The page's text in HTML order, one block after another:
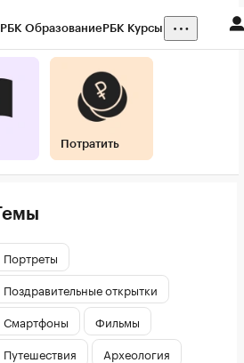
РБК ОбразованиеРБК Курсы
Потратить
Темы
Портреты
Поздравительные открытки
Смартфоны
Фильмы
Путешествия
Археология